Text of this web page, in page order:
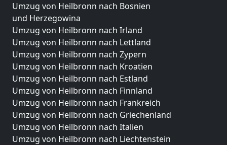
Umzug von Heilbronn nach Bosnien
und Herzegowina
Umzug von Heilbronn nach Irland
Umzug von Heilbronn nach Lettland
Umzug von Heilbronn nach Zypern
Umzug von Heilbronn nach Kroatien
Umzug von Heilbronn nach Estland
Umzug von Heilbronn nach Finnland
Umzug von Heilbronn nach Frankreich
Umzug von Heilbronn nach Griechenland
Umzug von Heilbronn nach Italien
Umzug von Heilbronn nach Liechtenstein